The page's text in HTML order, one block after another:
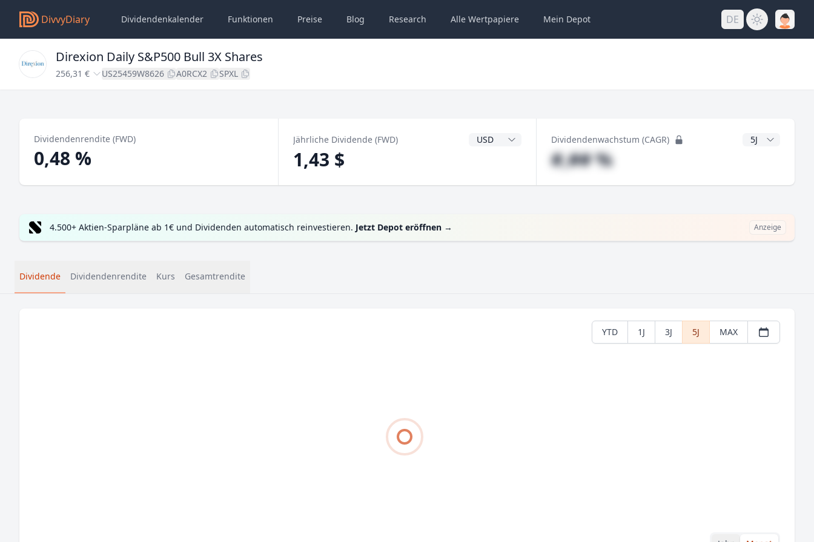
DivvyDiary Dividendenkalender Funktionen Preise Blog Research Alle Wertpapiere Mein Depot DE
Direxion Daily S&P500 Bull 3X Shares
256,31 € US25459W8626 A0RCX2 SPXL
Dividendenrendite (FWD)
0,48 %
Jährliche Dividende (FWD) Dividendenwährung
1,43 $
Dividendenwachstum (CAGR) CAGR Jahre
#,## %
4.500+ Aktien-Sparpläne ab 1€ und Dividenden automatisch reinvestieren. Jetzt Depot eröffnen → Anzeige
Dividende Dividendenrendite Kurs Gesamtrendite
YTD 1J 3J 5J MAX